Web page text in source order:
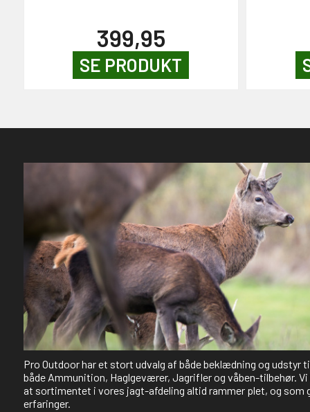
399,95
SE PRODUKT
Pro Outdoor har et stort udvalg af både beklædning og udstyr
både Ammunition, Haglgeværer, Jagrifler og våben-tilbehør.
at sortimentet i vores jagt-afdeling altid rammer plet, og som
erfaringer.